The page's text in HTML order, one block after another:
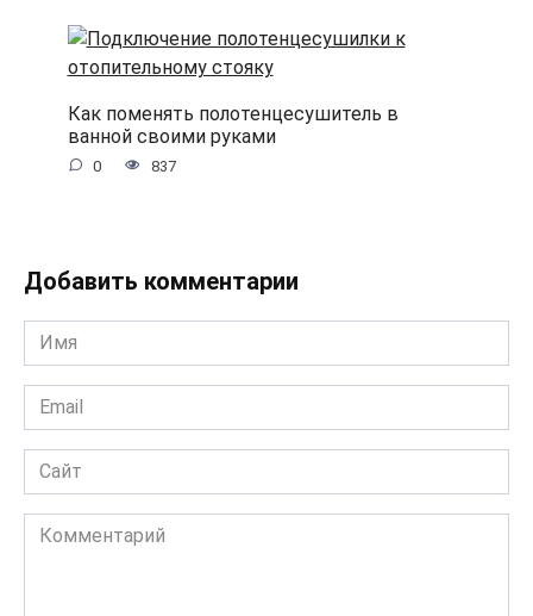
Как поменять полотенцесушитель в
ванной своими руками
0 837
Добавить комментарии
Имя
*
Email
*
Сайт
Комментарий